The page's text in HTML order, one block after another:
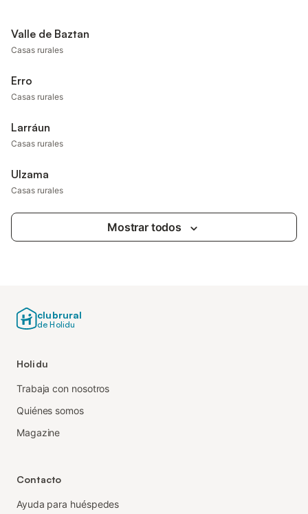
Valle de Baztan
Casas rurales
Erro
Casas rurales
Larráun
Casas rurales
Ulzama
Casas rurales
Mostrar todos
clubrural
de Holidu
Holidu
Trabaja con nosotros
Quiénes somos
Magazine
Contacto
Ayuda para huéspedes